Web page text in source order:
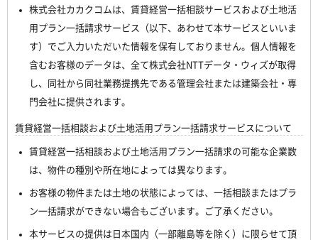
株式会社カカクコムは、賃貸経営一括相談サービスおよび土地活
用プラン一括請求サービス（以下、あわせて本サービスといいま
す）でご入力いただいた情報を保有しておりません。個人情報を
含むお客様のデータは、全て株式会社NTTデータ・ウィズが取得
し、同社から同社業務提携先である管理会社または建築会社・専
門会社に提供されます。
賃貸経営一括相談および土地活用プラン一括請求サービスについて
賃貸経営一括相談および土地活用プラン一括請求の可能な企業数
は、物件の種別や所在地によっては異なります。
お客様の物件または土地の状態によっては、一括相談またはプラ
ン一括請求ができない場合もございます。ご了承ください。
本サービスの提供は日本国内（一部離島等を除く）に限らせて頂